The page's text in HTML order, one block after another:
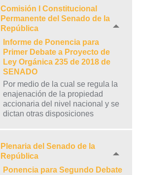
Comisión I Constitucional
Permanente del Senado de la
República
Informe de Ponencia para
Primer Debate a Proyecto de
Ley Orgánica 235 de 2018 de
SENADO
Por medio de la cual se regula la
enajenación de la propiedad
accionaria del nivel nacional y se
dictan otras disposiciones
Plenaria del Senado de la
República
Ponencia para Segundo Debate